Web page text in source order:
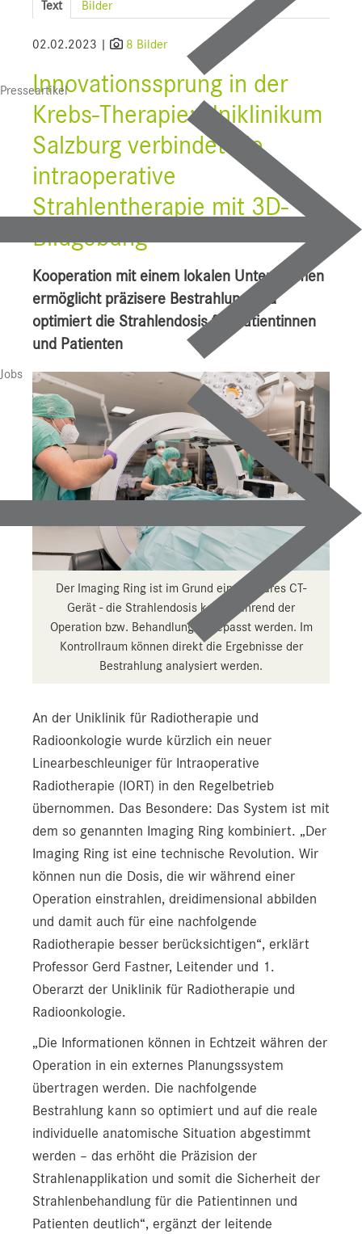
Presseartikel
Jobs
UI f. Sportmedizin
Downloads
Pressebilder
Text Bilder
02.02.2023 | 8 Bilder
Innovationssprung in der
Krebs-Therapie: Uniklinikum
Salzburg verbindet die
intraoperative
Strahlentherapie mit 3D-
Bildgebung
Kooperation mit einem lokalen Unternehmen
ermöglicht präzisere Bestrahlung und
optimiert die Strahlendosis für Patientinnen
und Patienten
Der Imaging Ring ist im Grund ein fahrbares CT-
Gerät - die Strahlendosis kann während der
Operation bzw. Behandlung angepasst werden. Im
Kontrollraum können direkt die Ergebnisse der
Bestrahlung analysiert werden.
An der Uniklinik für Radiotherapie und
Radioonkologie wurde kürzlich ein neuer
Linearbeschleuniger für Intraoperative
Radiotherapie (IORT) in den Regelbetrieb
übernommen. Das Besondere: Das System ist mit
dem so genannten Imaging Ring kombiniert. „Der
Imaging Ring ist eine technische Revolution. Wir
können nun die Dosis, die wir während einer
Operation einstrahlen, dreidimensional abbilden
und damit auch für eine nachfolgende
Radiotherapie besser berücksichtigen“, erklärt
Professor Gerd Fastner, Leitender und 1.
Oberarzt der Uniklinik für Radiotherapie und
Radioonkologie.
„Die Informationen können in Echtzeit währen der
Operation in ein externes Planungssystem
übertragen werden. Die nachfolgende
Bestrahlung kann so optimiert und auf die reale
individuelle anatomische Situation abgestimmt
werden – das erhöht die Präzision der
Strahlenapplikation und somit die Sicherheit der
Strahlenbehandlung für die Patientinnen und
Patienten deutlich“, ergänzt der leitende